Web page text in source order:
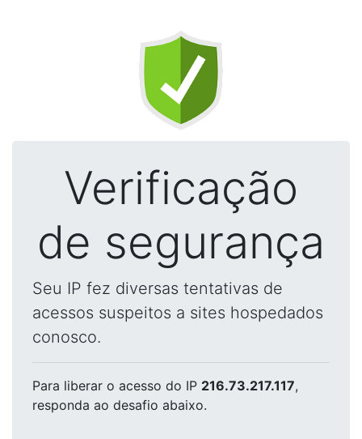
Verificação
de segurança
Seu IP fez diversas tentativas de
acessos suspeitos a sites hospedados
conosco.
Para liberar o acesso do IP 216.73.217.117,
responda ao desafio abaixo.